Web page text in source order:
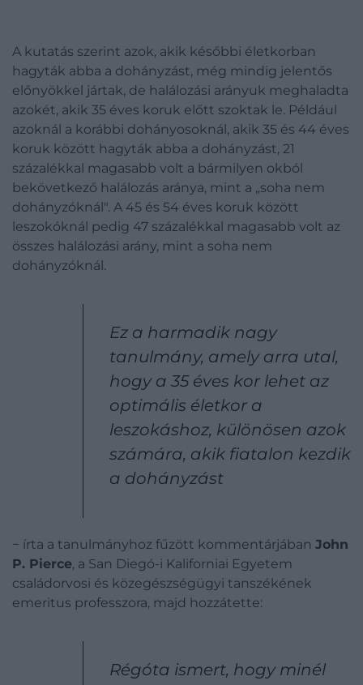
A kutatás szerint azok, akik későbbi életkorban
hagyták abba a dohányzást, még mindig jelentős
előnyökkel jártak, de halálozási arányuk meghaladta
azokét, akik 35 éves koruk előtt szoktak le. Például
azoknál a korábbi dohányosoknál, akik 35 és 44 éves
koruk között hagyták abba a dohányzást, 21
százalékkal magasabb volt a bármilyen okból
bekövetkező halálozás aránya, mint a „soha nem
dohányzóknál". A 45 és 54 éves koruk között
leszokóknál pedig 47 százalékkal magasabb volt az
összes halálozási arány, mint a soha nem
dohányzóknál.
Ez a harmadik nagy
tanulmány, amely arra utal,
hogy a 35 éves kor lehet az
optimális életkor a
leszokáshoz, különösen azok
számára, akik fiatalon kezdik
a dohányzást
− írta a tanulmányhoz fűzött kommentárjában John
P. Pierce, a San Diegó-i Kaliforniai Egyetem
családorvosi és közegészségügyi tanszékének
emeritus professzora, majd hozzátette:
Régóta ismert, hogy minél